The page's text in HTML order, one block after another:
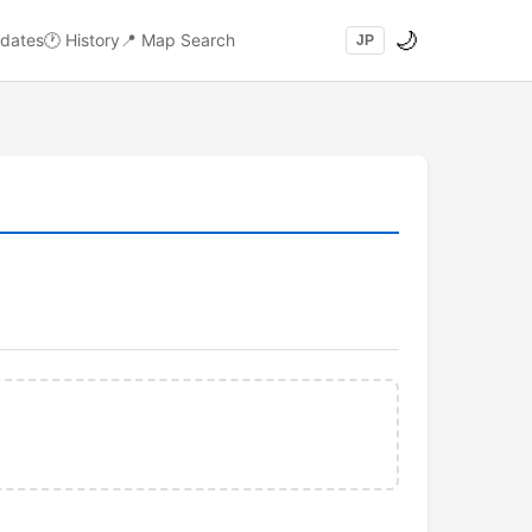
🕐 History 📍 Map Search JP 🌙